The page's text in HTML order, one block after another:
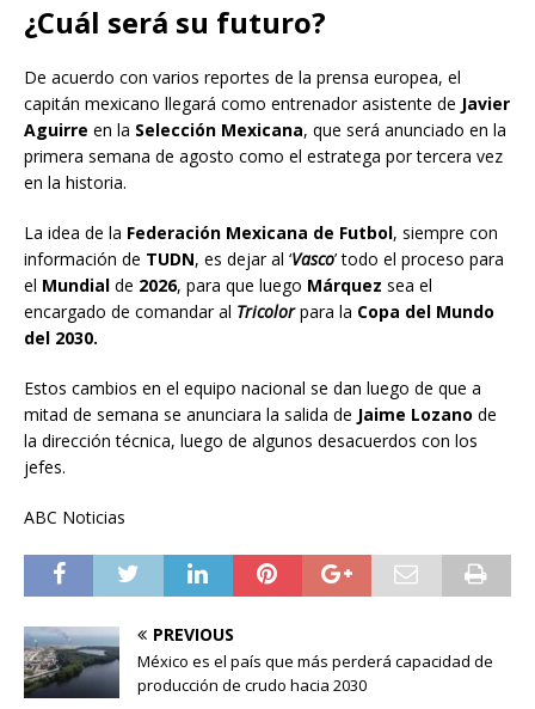
¿Cuál será su futuro?
De acuerdo con varios reportes de la prensa europea, el
capitán mexicano llegará como entrenador asistente de Javier
Aguirre en la Selección Mexicana, que será anunciado en la
primera semana de agosto como el estratega por tercera vez
en la historia.
La idea de la Federación Mexicana de Futbol, siempre con
información de TUDN, es dejar al ‘Vasco’ todo el proceso para
el Mundial de 2026, para que luego Márquez sea el
encargado de comandar al Tricolorpara la Copa del Mundo
del 2030.
Estos cambios en el equipo nacional se dan luego de que a
mitad de semana se anunciara la salida de Jaime Lozano de
la dirección técnica, luego de algunos desacuerdos con los
jefes.
ABC Noticias
PREVIOUS
México es el país que más perderá capacidad de
producción de crudo hacia 2030